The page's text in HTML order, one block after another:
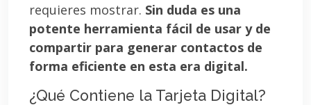
requieres mostrar. Sin duda es una
potente herramienta fácil de usar y de
compartir para generar contactos de
forma eficiente en esta era digital.
¿Qué Contiene la Tarjeta Digital?